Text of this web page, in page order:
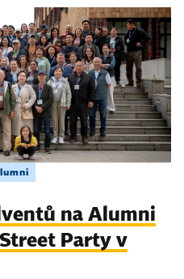
na Alumni
Party v